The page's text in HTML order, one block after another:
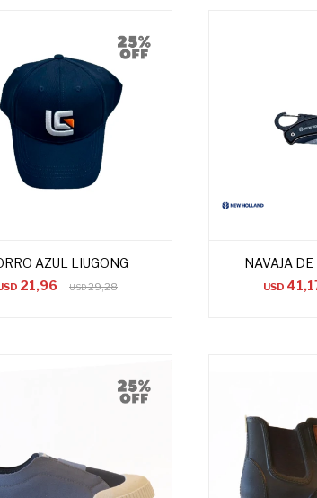
AZUL LIUGONG
21,96 USD29,28
NAVAJA
USD